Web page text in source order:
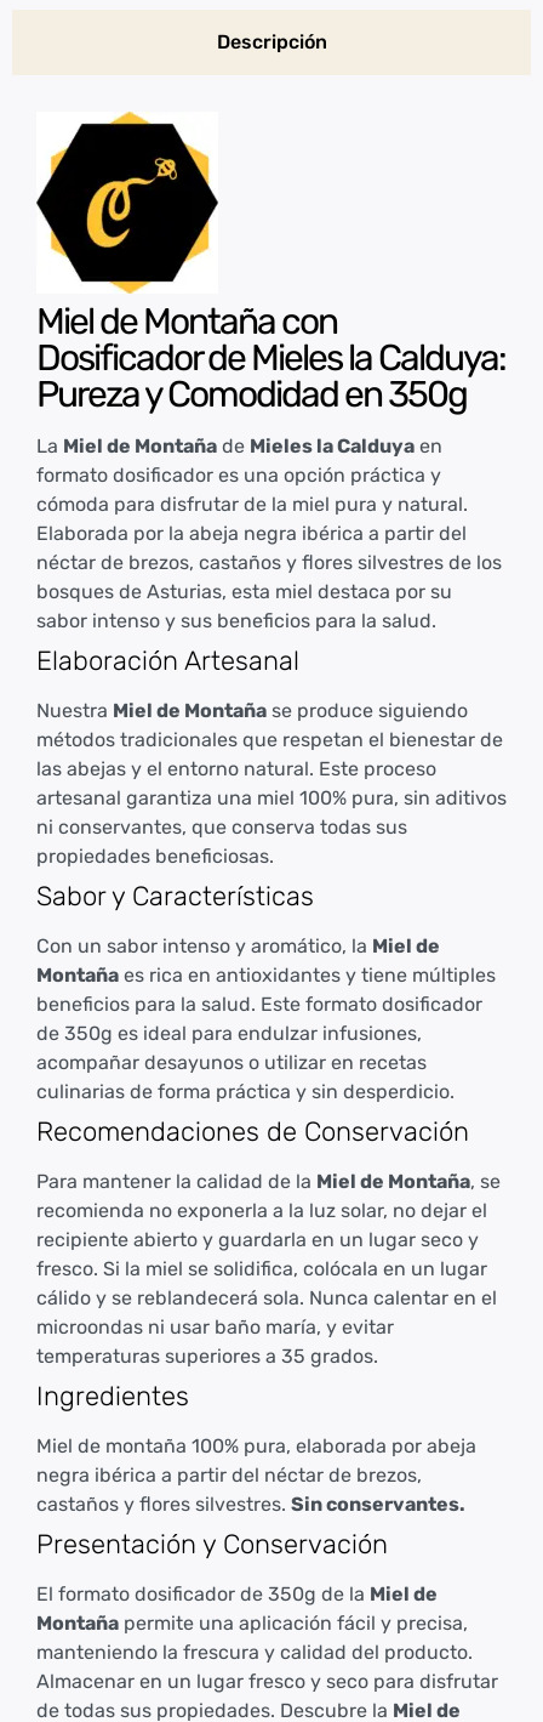
Descripción
Miel de Montaña con
Dosificador de Mieles la Calduya:
Pureza y Comodidad en 350g
La Miel de Montaña de Mieles la Calduya en
formato dosificador es una opción práctica y
cómoda para disfrutar de la miel pura y natural.
Elaborada por la abeja negra ibérica a partir del
néctar de brezos, castaños y flores silvestres de los
bosques de Asturias, esta miel destaca por su
sabor intenso y sus beneficios para la salud.
Elaboración Artesanal
Nuestra Miel de Montaña se produce siguiendo
métodos tradicionales que respetan el bienestar de
las abejas y el entorno natural. Este proceso
artesanal garantiza una miel 100% pura, sin aditivos
ni conservantes, que conserva todas sus
propiedades beneficiosas.
Sabor y Características
Con un sabor intenso y aromático, la Miel de
Montaña es rica en antioxidantes y tiene múltiples
beneficios para la salud. Este formato dosificador
de 350g es ideal para endulzar infusiones,
acompañar desayunos o utilizar en recetas
culinarias de forma práctica y sin desperdicio.
Recomendaciones de Conservación
Para mantener la calidad de la Miel de Montaña, se
recomienda no exponerla a la luz solar, no dejar el
recipiente abierto y guardarla en un lugar seco y
fresco. Si la miel se solidifica, colócala en un lugar
cálido y se reblandecerá sola. Nunca calentar en el
microondas ni usar baño maría, y evitar
temperaturas superiores a 35 grados.
Ingredientes
Miel de montaña 100% pura, elaborada por abeja
negra ibérica a partir del néctar de brezos,
castaños y flores silvestres. Sin conservantes.
Presentación y Conservación
El formato dosificador de 350g de la Miel de
Montaña permite una aplicación fácil y precisa,
manteniendo la frescura y calidad del producto.
Almacenar en un lugar fresco y seco para disfrutar
de todas sus propiedades. Descubre la Miel de